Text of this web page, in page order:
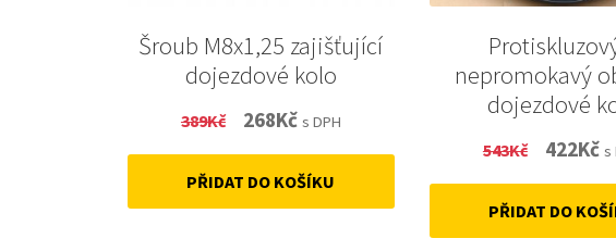
Šroub M8x1,25 zajišťující
dojezdové kolo
389Kč
Original
price
was:
268KčCurrent
price
is:
s DPH
PŘIDAT DO KOŠÍKU
nepromokavý
dojezdové
543Kč
Original
price
was:
422Kč s
PŘIDAT DO